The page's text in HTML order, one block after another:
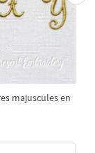
majuscules en